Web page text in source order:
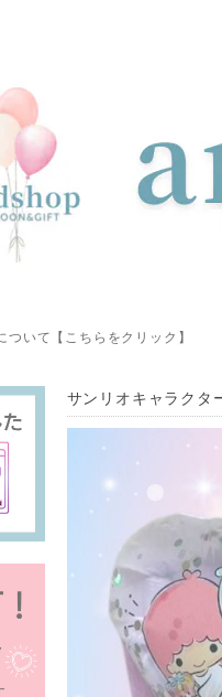
いて【こちらをクリック】
サンリオキャラクタ